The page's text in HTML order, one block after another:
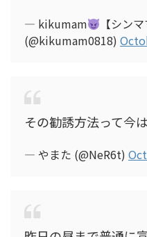
— kikumam
【シン
(@kikumam0818)
その勧誘方法って今
— やまた (@NeR6t)